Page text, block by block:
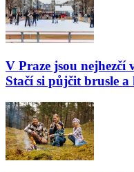
V Praze jsou nejhezčí
Stačí si půjčit brusle